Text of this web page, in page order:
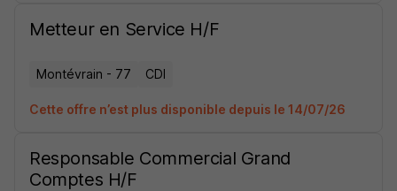
Metteur en Service H/F
Montévrain - 77 CDI
Cette offre n’est plus disponible depuis le 14/07/26
Responsable Commercial Grand
Comptes H/F